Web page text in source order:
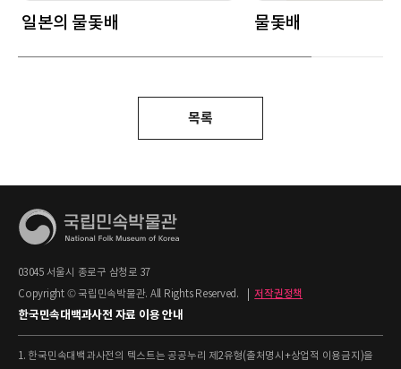
일본의 물돛배 물돛배
목록
03045 서울시 종로구 삼청로 37
Copyright © 국립민속박물관. All Rights Reserved.
저작권정책
한국민속대백과사전 자료 이용 안내
1. 한국민속대백과사전의 텍스트는 공공누리 제2유형(출처명시+상업적 이용금지)을